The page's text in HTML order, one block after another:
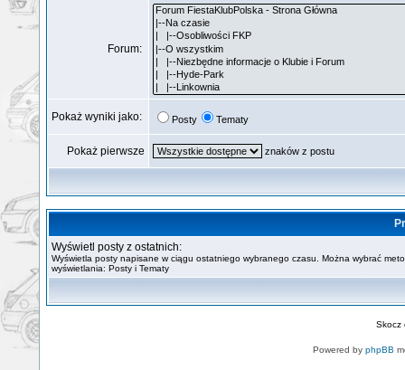
Forum:
Pokaż wyniki jako: Posty Tematy
Pokaż pierwsze znaków z postu
Wyświetl posty z ostatnich:
Wyświetla posty napisane w ciągu ostatniego wybranego czasu. Można wybrać
wyświetlania: Posty i Tematy
Powered by phpBB